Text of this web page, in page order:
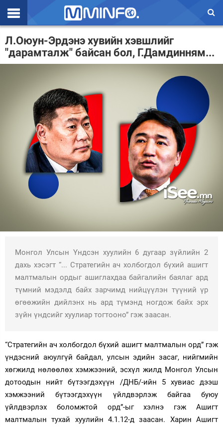
Эхлэл
Цаг агаар
Эдийн засаг
Үзэл бодол
Спорт
Нийгэм
Л.Оюун-Эрдэнэ хувийн хэвшлийг
"дарамталж" байсан бол, Г.Дамдинням...
Монгол Улсын Үндсэн хуулийн 6 дугаар зүйлийн 2
дахь хэсэгт “... Стратегийн ач холбогдол бүхий ашигт
малтмалын ордыг ашиглахдаа байгалийн баялаг ард
түмний мэдэлд байх зарчимд нийцүүлэн түүний үр
өгөөжийн дийлэнх нь ард түмэнд ногдож байх эрх
зүйн үндсийг хуулиар тогтооно” гэж заасан.
“Стратегийн ач холбогдол бүхий ашигт малтмалын орд” гэж
үндэсний аюулгүй байдал, улсын эдийн засаг, нийгмийн
хөгжилд нөлөөлөх хэмжээний, эсхүл жилд Монгол Улсын
дотоодын нийт бүтээгдэхүүн /ДНБ/-ийн 5 хувиас дээш
хэмжээний бүтээгдэхүүн үйлдвэрлэж байгаа буюу
үйлдвэрлэх боломжтой орд”-ыг хэлнэ гэж Ашигт
малтмалын тухай хуулийн 4.1.12-д заасан. Харин Ашигт